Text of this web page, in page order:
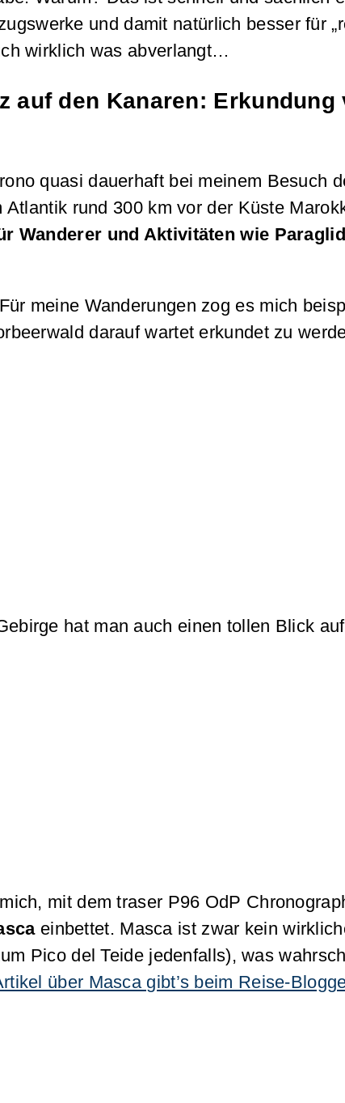
und damit natürlich besser für
wirklich was abverlangt…
auf den Kanaren:
quasi dauerhaft bei meinem Besuch
Atlantik rund 300 km vor der Küste
Wanderer und Aktivitäten wie
meine Wanderungen zog es mich
darauf wartet erkundet zu
hat man auch einen tollen Blick
mit dem traser P96 OdP
einbettet. Masca ist zwar kein
Pico del Teide jedenfalls), was
über Masca gibt’s beim Reise-